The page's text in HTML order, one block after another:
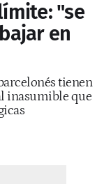
"se
en
tienen
inasumible que